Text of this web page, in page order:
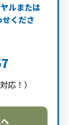
ルまたは
くださ
応！）